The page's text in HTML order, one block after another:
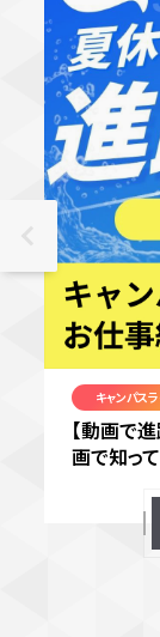
キャンパス
【動画で
画で知って